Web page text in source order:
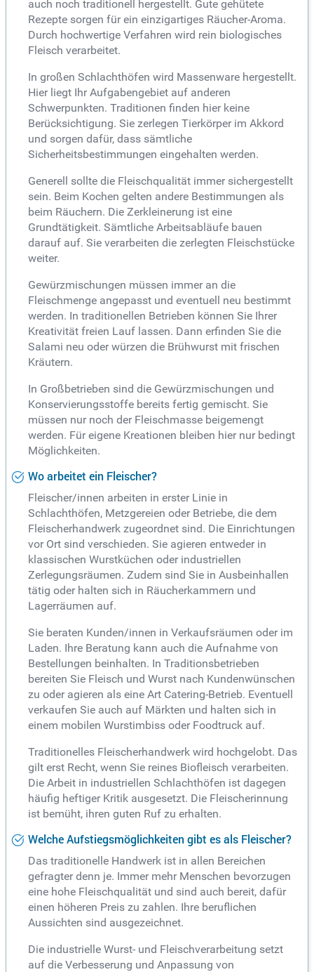
auch noch traditionell hergestellt. Gute gehütete
Rezepte sorgen für ein einzigartiges Räucher-Aroma.
Durch hochwertige Verfahren wird rein biologisches
Fleisch verarbeitet.
In großen Schlachthöfen wird Massenware hergestellt.
Hier liegt Ihr Aufgabengebiet auf anderen
Schwerpunkten. Traditionen finden hier keine
Berücksichtigung. Sie zerlegen Tierkörper im Akkord
und sorgen dafür, dass sämtliche
Sicherheitsbestimmungen eingehalten werden.
Generell sollte die Fleischqualität immer sichergestellt
sein. Beim Kochen gelten andere Bestimmungen als
beim Räuchern. Die Zerkleinerung ist eine
Grundtätigkeit. Sämtliche Arbeitsabläufe bauen
darauf auf. Sie verarbeiten die zerlegten Fleischstücke
weiter.
Gewürzmischungen müssen immer an die
Fleischmenge angepasst und eventuell neu bestimmt
werden. In traditionellen Betrieben können Sie Ihrer
Kreativität freien Lauf lassen. Dann erfinden Sie die
Salami neu oder würzen die Brühwurst mit frischen
Kräutern.
In Großbetrieben sind die Gewürzmischungen und
Konservierungsstoffe bereits fertig gemischt. Sie
müssen nur noch der Fleischmasse beigemengt
werden. Für eigene Kreationen bleiben hier nur bedingt
Möglichkeiten.
Wo arbeitet ein Fleischer?
Fleischer/innen arbeiten in erster Linie in
Schlachthöfen, Metzgereien oder Betriebe, die dem
Fleischerhandwerk zugeordnet sind. Die Einrichtungen
vor Ort sind verschieden. Sie agieren entweder in
klassischen Wurstküchen oder industriellen
Zerlegungsräumen. Zudem sind Sie in Ausbeinhallen
tätig oder halten sich in Räucherkammern und
Lagerräumen auf.
Sie beraten Kunden/innen in Verkaufsräumen oder im
Laden. Ihre Beratung kann auch die Aufnahme von
Bestellungen beinhalten. In Traditionsbetrieben
bereiten Sie Fleisch und Wurst nach Kundenwünschen
zu oder agieren als eine Art Catering-Betrieb. Eventuell
verkaufen Sie auch auf Märkten und halten sich in
einem mobilen Wurstimbiss oder Foodtruck auf.
Traditionelles Fleischerhandwerk wird hochgelobt. Das
gilt erst Recht, wenn Sie reines Biofleisch verarbeiten.
Die Arbeit in industriellen Schlachthöfen ist dagegen
häufig heftiger Kritik ausgesetzt. Die Fleischerinnung
ist bemüht, ihren guten Ruf zu erhalten.
Welche Aufstiegsmöglichkeiten gibt es als Fleischer?
Das traditionelle Handwerk ist in allen Bereichen
gefragter denn je. Immer mehr Menschen bevorzugen
eine hohe Fleischqualität und sind auch bereit, dafür
einen höheren Preis zu zahlen. Ihre beruflichen
Aussichten sind ausgezeichnet.
Die industrielle Wurst- und Fleischverarbeitung setzt
auf die Verbesserung und Anpassung von